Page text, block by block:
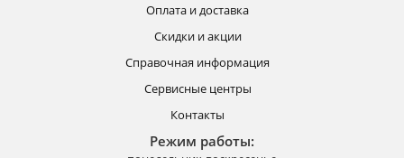
Оплата и доставка
Скидки и акции
Справочная информация
Сервисные центры
Контакты
Режим работы: